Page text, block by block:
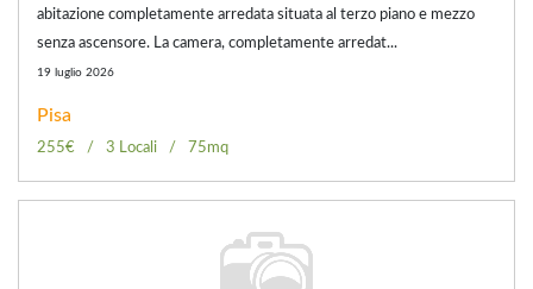
abitazione completamente arredata situata al terzo piano e mezzo
senza ascensore. La camera, completamente arredat...
19 luglio 2026
Pisa
255€ 3 Locali 75mq